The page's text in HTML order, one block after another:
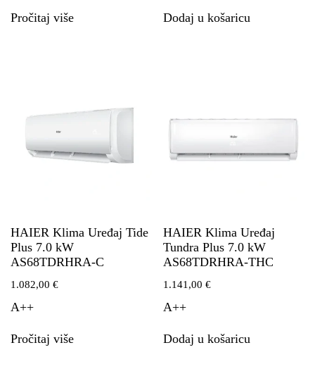
Pročitaj više Dodaj u košaricu
HAIER Klima Uređaj Tide
Plus 7.0 kW
AS68TDRHRA-C
1.082,00 €
A++
Pročitaj više
HAIER Klima Uređaj
Tundra Plus 7.0 kW
AS68TDRHRA-THC
1.141,00€
A++
Dodaj u košaricu